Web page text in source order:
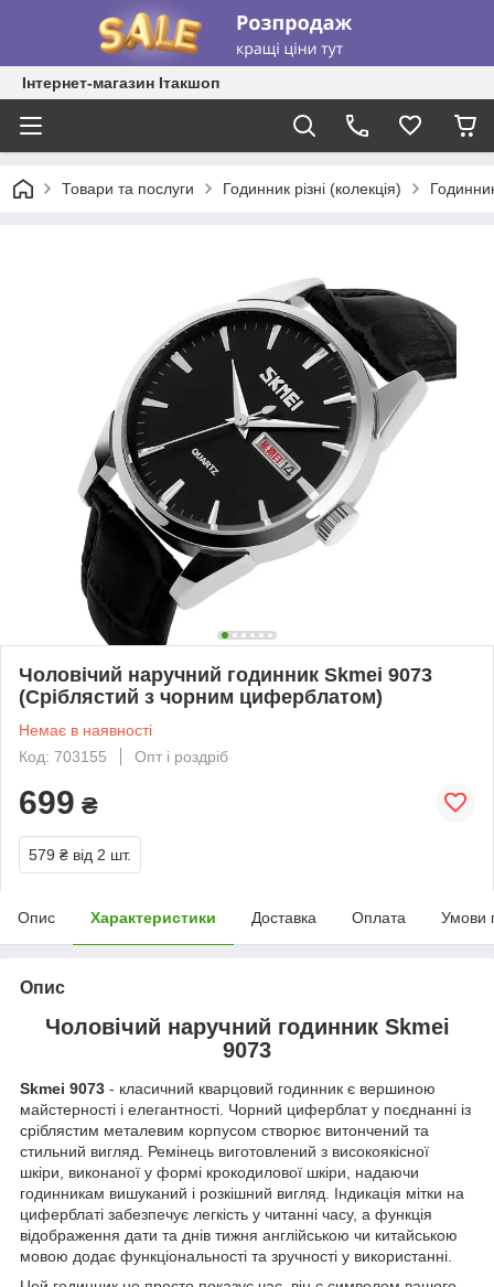
Інтернет-магазин Ітакшоп
Товари та послуги Годинник різні (колекція)
Чоловічий наручний годинник Skmei 9073
(Сріблястий з чорним циферблатом)
Немає в наявності
Код: 703155
Опт і роздріб
699 ₴
579 ₴ від 2 шт.
Опис Характеристики Доставка Оплата Умови
Опис
Чоловічий наручний годинник Skmei
9073
Skmei 9073 - класичний кварцовий годинник є вершиною
майстерності і елегантності. Чорний циферблат у поєднанні із
сріблястим металевим корпусом створює витончений та
стильний вигляд. Ремінець виготовлений з високоякісної
шкіри, виконаної у формі крокодилової шкіри, надаючи
годинникам вишуканий і розкішний вигляд. Індикація мітки на
циферблаті забезпечує легкість у читанні часу, а функція
відображення дати та днів тижня англійською чи китайською
мовою додає функціональності та зручності у використанні.